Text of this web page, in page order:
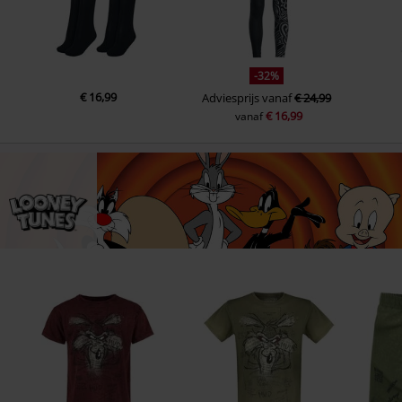
€ 16,99
-32%
Adviesprijsvanaf€ 24,99
vanaf€ 16,99